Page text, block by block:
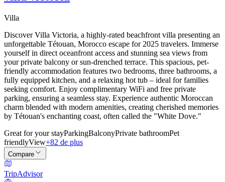
Villa
Discover Villa Victoria, a highly-rated beachfront villa presenting an
unforgettable Tétouan, Morocco escape for 2025 travelers. Immerse
yourself in direct oceanfront access and stunning sea views from
your private balcony or sun-drenched terrace. This spacious, pet-
friendly accommodation features two bedrooms, three bathrooms, a
fully equipped kitchen, and a relaxing hot tub – ideal for families
seeking comfort. Enjoy complimentary WiFi and free private
parking, ensuring a seamless stay. Experience authentic Moroccan
charm blended with modern amenities, creating cherished memories
by Tétouan's enchanting coast, often called the "White Dove."
Great for your stayParkingBalconyPrivate bathroomPet
friendlyView+82 de plus
Compare
TripAdvisor